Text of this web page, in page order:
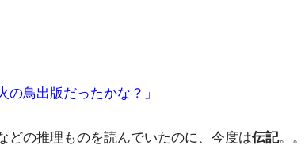
の鳥出版だったかな？」
どの推理ものを読んでいたのに、今度は伝記。。